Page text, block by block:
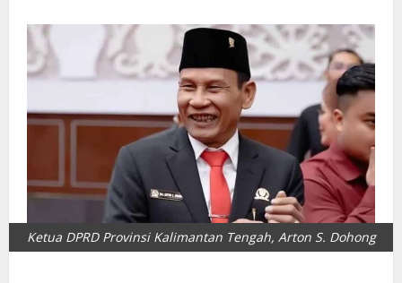
Ketua DPRD Provinsi Kalimantan Tengah, Arton S. Dohong